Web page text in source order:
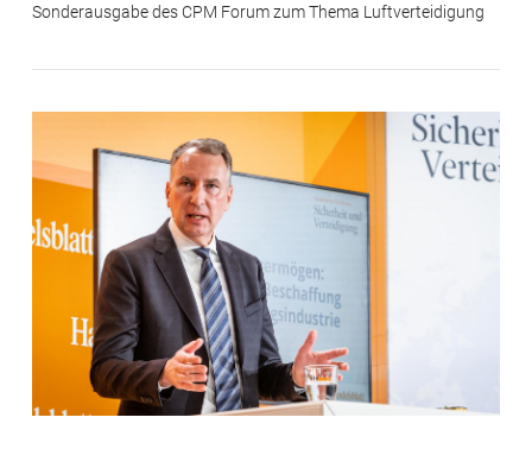
Sonderausgabe des CPM Forum zum Thema Luftverteidigung